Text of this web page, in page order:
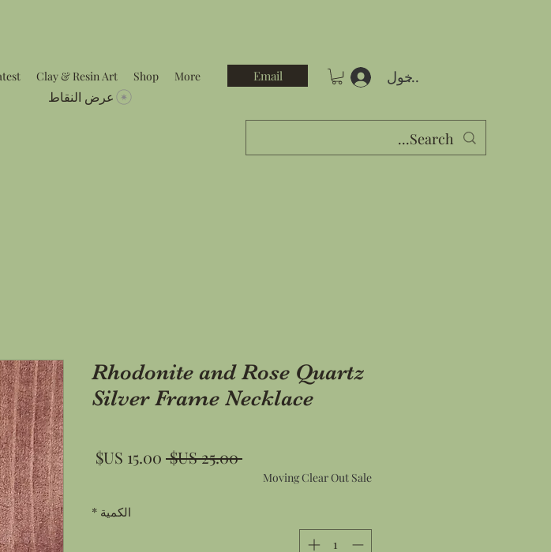
Clay & Resin Art Shop More Email تسجيل الدخول
عرض النقاط
Rhodonite and Rose Quartz
Silver Frame Necklace
‏25.00 US$
سعر
Moving Clear Out Sale
الكمية *